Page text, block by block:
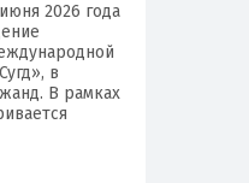
2026 года
в
В рамках